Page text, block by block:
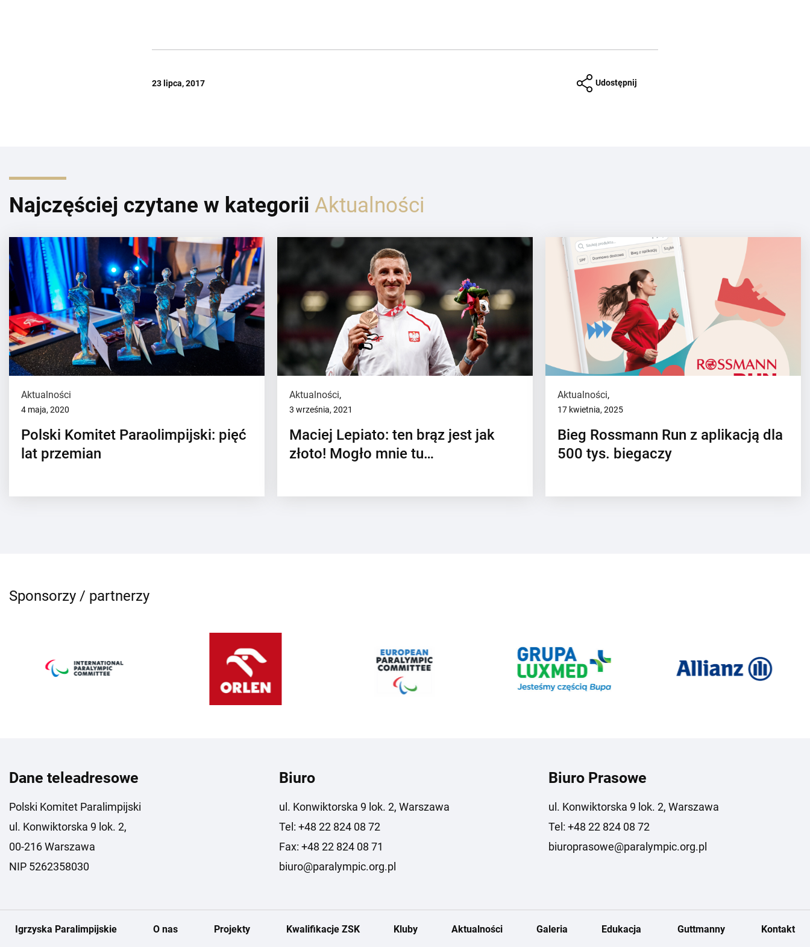
23 lipca, 2017 Udostępnij
Najczęściej czytane w kategorii Aktualności
Aktualności
4 maja, 2020
Polski Komitet Paraolimpijski: pięć
lat przemian
Aktualności,
3 września, 2021
Maciej Lepiato: ten brąz jest jak
złoto! Mogło mnie tu…
Aktualności,
17 kwietnia, 2025
Bieg Rossmann Run z aplikacją dla
500 tys. biegaczy
Sponsorzy / partnerzy
Dane teleadresowe
Polski Komitet Paralimpijski
ul. Konwiktorska 9 lok. 2,
00-216 Warszawa
NIP 5262358030
Biuro
ul. Konwiktorska 9 lok. 2, Warszawa
Tel: +48 22 824 08 72
Fax: +48 22 824 08 71
biuro@paralympic.org.pl
Biuro Prasowe
ul. Konwiktorska 9 lok. 2, Warszawa
Tel: +48 22 824 08 72
biuroprasowe@paralympic.org.pl
Igrzyska Paralimpijskie O nas Projekty Kwalifikacje ZSK Kluby Aktualności Galeria Edukacja Guttmanny Kontakt